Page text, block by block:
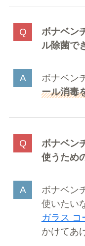
ボナベン
ル除菌で
ボナベン
ール消毒
ボナベン
使うため
ボナベン
使いたい
ガラス コ
かけてあ